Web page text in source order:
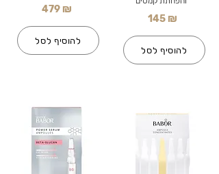
479 ₪
להוסיף לסל
145 ₪
להוסיף לסל